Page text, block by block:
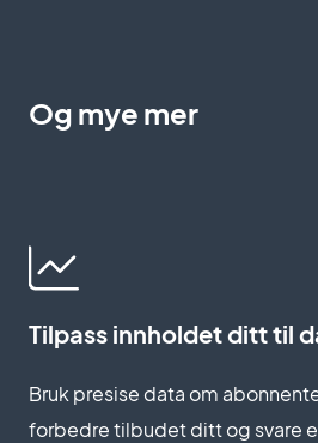
Og mye mer
Tilpass innholdet ditt til
Bruk presise data om
forbedre tilbudet ditt og svare